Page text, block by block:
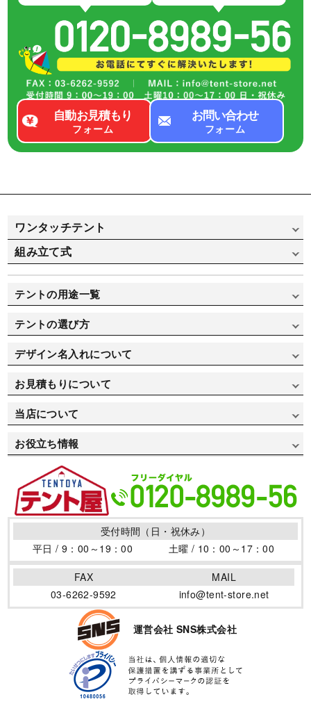
自動お見積もり
フォーム
お問い合わせ
フォーム
ワンタッチテント
かんたんてんと（スチール&アルミ骨フレーム）
かんたんてんと（オールアルミ骨フレーム）
かんたんてんと 横幕
ミスタークイックテント（スチール&アルミ骨フレーム）
ミスタークイックテント（オールアルミ骨フレーム）
組み立て式
組み立て式パイプテント
組み立て式パイプテント（横幕一覧）
テントの用途一覧
イベント用途で選ぶ
寄贈/記念品用で選ぶ
運動会/卒業式用で選ぶ
部活/クラブ活動用で選ぶ
自治体/地方公共団体用で選ぶ
お祭り用で選ぶ
医療/病院用で選ぶ
防災/消防用で選ぶ
商店街用で選ぶ
店舗/ブース/露店用で選ぶ
フェス/マルシェ/フリマ用で選ぶ
地鎮祭用で選ぶ
テントの選び方
テントの選び方
デザイン名入れについて
オリジナルテント製作実績
デザインデータ入稿方法
デザインデータ作成方法
プリント書体見本
デザインサンプル
お見積もりについて
テント自動お見積り
送料について
返品・変更について
よくある質問集
当店について
会社概要
個人情報保護方針
サイトポリシー
お役立ち情報
イベントテントの取り扱い
テントの活用場所
テントの仲間
テント制作のポイント
ワンタッチテントの効果
イベントテントを暴風から守る風対策！その方法と必要性
について
卒園卒業の記念と御礼に寄贈用テントがオススメです
夏の熱中症対策に！日差しを避けるイベントテント！
イベントテントを使いたい！購入とレンタルのメリット・
デメリット
受付時間（日・祝休み）
平日 / 9：00～19：00
土曜 / 10：00～17：00
FAX
03-6262-9592
MAIL
info@tent-store.net
運営会社 SNS株式会社